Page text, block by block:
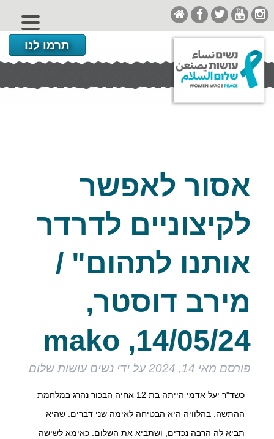
תרמו לנו
אסור לאפשר
לקיצוניים לדרדר
אותנו לתהום" /
מירב דוסטר,
mako ,14/05/24
פורסם מאי 14, 2024 על ידי נשים עושות שלום
כשד"ר יעל אדמי הייתה בת 12 אחיה הבכור נהרג במלחמת
ההתשה. בהלוויה היא הבטיחה לאימה שני דברים: שהיא
תביא לה הרבה נכדים, ושתביא את השלום. כאימא לשישה